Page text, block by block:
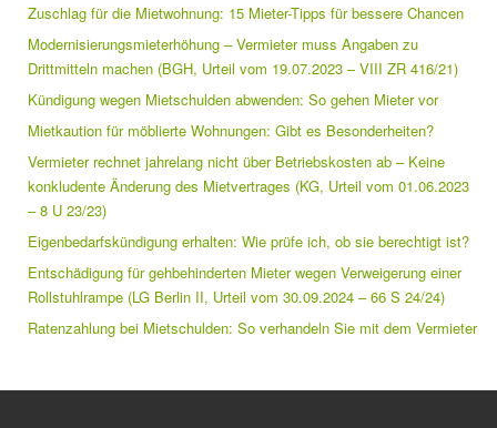
Zuschlag für die Mietwohnung: 15 Mieter-Tipps für bessere Chancen
Modernisierungsmieterhöhung – Vermieter muss Angaben zu
Drittmitteln machen (BGH, Urteil vom 19.07.2023 – VIII ZR 416/21)
Kündigung wegen Mietschulden abwenden: So gehen Mieter vor
Mietkaution für möblierte Wohnungen: Gibt es Besonderheiten?
Vermieter rechnet jahrelang nicht über Betriebskosten ab – Keine
konkludente Änderung des Mietvertrages (KG, Urteil vom 01.06.2023
– 8 U 23/23)
Eigenbedarfskündigung erhalten: Wie prüfe ich, ob sie berechtigt ist?
Entschädigung für gehbehinderten Mieter wegen Verweigerung einer
Rollstuhlrampe (LG Berlin II, Urteil vom 30.09.2024 – 66 S 24/24)
Ratenzahlung bei Mietschulden: So verhandeln Sie mit dem Vermieter